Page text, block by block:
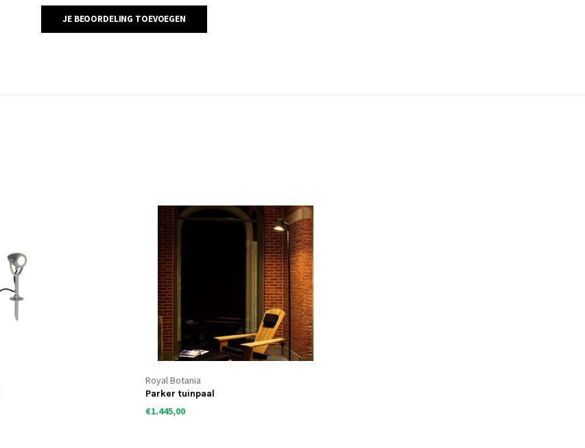
JE BEOORDELING TOEVOEGEN
Royal Botania
Parker tuinpaal
€1.445,00